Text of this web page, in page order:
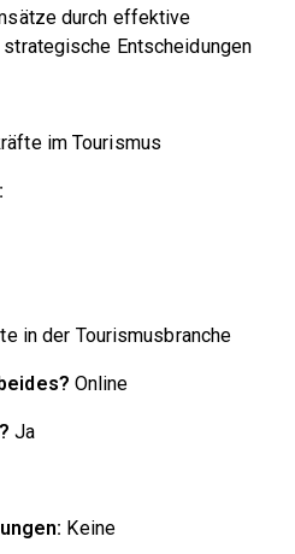
durch effektive
Entscheidungen
im Tourismus
in der Tourismusbranche
Online
Ja
Keine